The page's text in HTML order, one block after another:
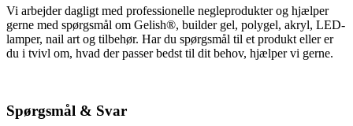
Vi arbejder dagligt med professionelle negleprodukter og hjælper
gerne med spørgsmål om Gelish®, builder gel, polygel, akryl, LED-
lamper, nail art og tilbehør. Har du spørgsmål til et produkt eller er
du i tvivl om, hvad der passer bedst til dit behov, hjælper vi gerne.
Spørgsmål & Svar